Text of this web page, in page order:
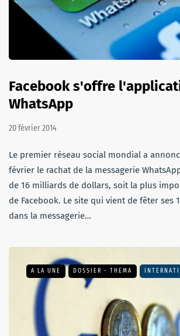
Facebook s'offre
WhatsApp
20 février 2014
Le premier réseau social mondial a
février le rachat de la messagerie
de 16 milliards de dollars, soit la plus
de Facebook. Le site qui vient de fêter ses
dans la messagerie…
A LA UNE DOSSIER - THEMA